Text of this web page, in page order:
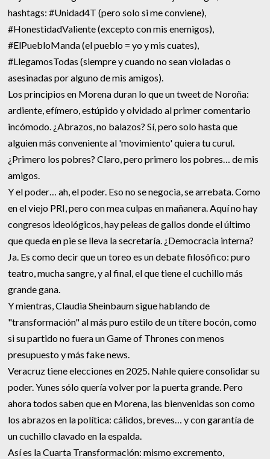
hashtags: #Unidad4T (pero solo si me conviene),
#HonestidadValiente (excepto con mis enemigos),
#ElPuebloManda (el pueblo = yo y mis cuates),
#LlegamosTodas (siempre y cuando no sean violadas o
asesinadas por alguno de mis amigos).
Los principios en Morena duran lo que un tweet de Noroña:
ardiente, efímero, estúpido y olvidado al primer comentario
incómodo. ¿Abrazos, no balazos? Sí, pero solo hasta que
alguien más conveniente al 'movimiento' quiera tu curul.
¿Primero los pobres? Claro, pero primero los pobres… de mis
amigos.
Y el poder… ah, el poder. Eso no se negocia, se arrebata. Como
en el viejo PRI, pero con mea culpas en mañanera. Aquí no hay
congresos ideológicos, hay peleas de gallos donde el último
que queda en pie se lleva la secretaría. ¿Democracia interna?
Ja. Es como decir que un toreo es un debate filosófico: puro
teatro, mucha sangre, y al final, el que tiene el cuchillo más
grande gana.
Y mientras, Claudia Sheinbaum sigue hablando de
"transformación" al más puro estilo de un títere bocón, como
si su partido no fuera un Game of Thrones con menos
presupuesto y más fake news.
Veracruz tiene elecciones en 2025. Nahle quiere consolidar su
poder. Yunes sólo quería volver por la puerta grande. Pero
ahora todos saben que en Morena, las bienvenidas son como
los abrazos en la política: cálidos, breves… y con garantía de
un cuchillo clavado en la espalda.
Así es la Cuarta Transformación: mismo excremento,